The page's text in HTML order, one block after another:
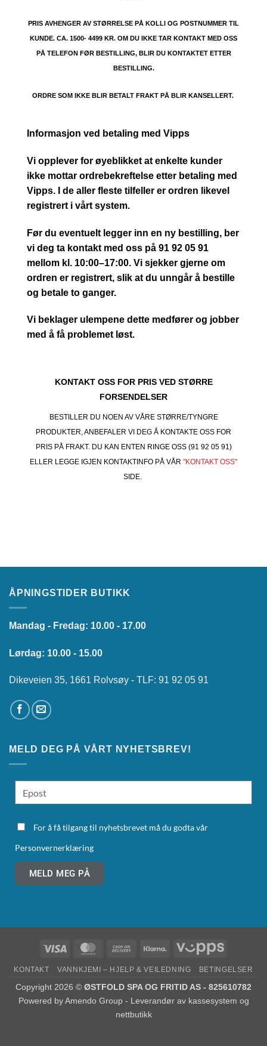
PRIS AVHENGER AV STØRRELSE PÅ KOLLI OG POSTNUMMER TIL
KUNDE. CA. 1500- 4499 KR. OM DU IKKE TAR KONTAKT MED OSS
PÅ TELEFON FØR BESTILLING, BLIR DU KONTAKTET ETTER
BESTILLING.
ORDRE SOM IKKE BLIR BETALT FRAKT PÅ BLIR KANSELLERT.
Informasjon ved betaling med Vipps
Vi opplever for øyeblikket at enkelte kunder
ikke mottar ordrebekreftelse etter betaling med
Vipps. I de aller fleste tilfeller er ordren likevel
registrert i vårt system.
Før du eventuelt legger inn en ny bestilling, ber
vi deg ta kontakt med oss på 91 92 05 91
mellom kl. 10:00–17:00. Vi sjekker gjerne om
ordren er registrert, slik at du unngår å bestille
og betale to ganger.
Vi beklager ulempene dette medfører og jobber
med å få problemet løst.
KONTAKT OSS FOR PRIS VED STØRRE
FORSENDELSER
BESTILLER DU NOEN AV VÅRE STØRRE/TYNGRE
PRODUKTER, ANBEFALER VI DEG Å KONTAKTE OSS FOR
PRIS PÅ FRAKT. DU KAN ENTEN RINGE OSS (91 92 05 91)
ELLER LEGGE IGJEN KONTAKTINFO PÅ VÅR "KONTAKT OSS"
SIDE.
ÅPNINGSTIDER BUTIKK
Mandag - Fredag: 10.00 - 17.00
Lørdag: 10.00 - 15.00
Dikeveien 35, 1661 Rolvsøy - TLF: 91 92 05 91
MELD DEG PÅ VÅRT NYHETSBREV!
For å få tilgang til nyhetsbrevet må du godta vår
Personvernerklæring
MELD MEG PÅ
KONTAKT VANNKJEMI – HJELP & VEILEDNING BETINGELSER
Copyright 2026 © ØSTFOLD SPA OG FRITID AS - 825610782
Powered byAmendo Group - Leverandør av kassesystem og
nettbutikk